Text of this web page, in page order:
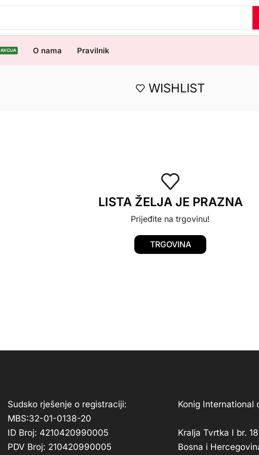
AKCIJA O nama Pravilnik
WISHLIST
LISTA ŽELJA JE PRAZNA
Prijeđite na trgovinu!
TRGOVINA
Sudsko rješenje o registraciji:
MBS:32-01-0138-20
ID Broj: 4210420990005
PDV Broj: 210420990005
Konig International
Kralja Tvrtka I br.
Bosna i